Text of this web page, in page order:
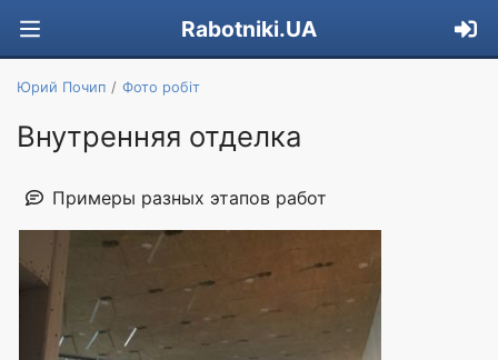
Rabotniki.UA
Юрий Почип Фото робіт
Внутренняя отделка
Примеры разных этапов работ